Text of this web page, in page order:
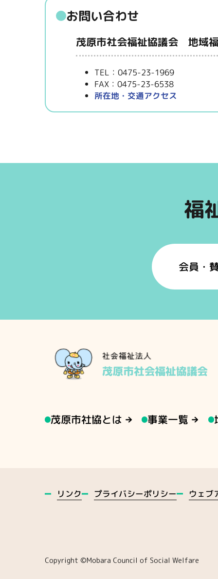
お問い合わせ
茂原市社会福祉協議会 地域
TEL：0475-23-1969
FAX：0475-23-6538
所在地・交通アクセス
福
会員・
茂原市社協とは 事業一覧
リンク プライバシーポリシー ウェブ
Copyright ©️Mobara Council of Social Welfare